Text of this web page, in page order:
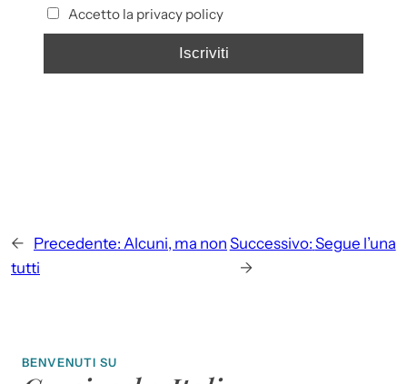
Accetto la privacy policy
← Precedente: Alcuni, ma non
tutti
Successivo: Segue l’una
→
BENVENUTI SU